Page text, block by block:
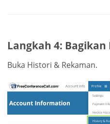
Langkah 4: Bagikan
Buka Histori & Rekaman.